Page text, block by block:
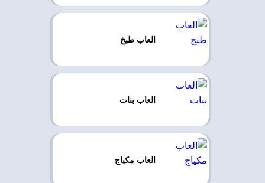
العاب طبخ
العاب بنات
العاب مكياج